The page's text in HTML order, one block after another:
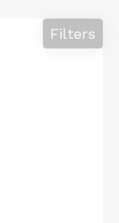
Filters